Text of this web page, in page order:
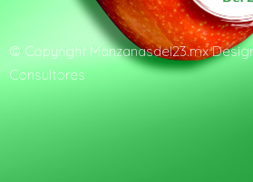
© Copyright Manzanasdel23.mx
Consultores